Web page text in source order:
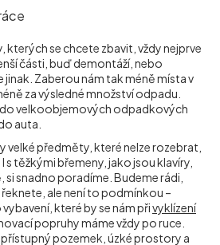
kterých se chcete zbavit, vždy nejprve
části, buď demontáží, nebo
Zaberou nám tak méně místa v
za výsledné množství odpadu.
velkoobjemových odpadkových
auta.
velké předměty, které nelze rozebrat,
těžkými břemeny, jako jsou klavíry,
snadno poradíme. Budeme rádi,
ale není to podmínkou –
které by se nám přivyklízení
popruhy máme vždy po ruce.
pozemek, úzké prostory a